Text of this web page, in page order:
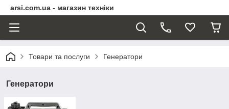
arsi.com.ua - магазин техніки
Товари та послуги Генератори
Генератори